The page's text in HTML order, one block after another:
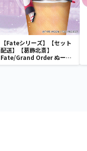
【Fateシリーズ】【セット
配送】【葛飾北斎】
Fate/Grand Order ぬーど
るストッパーフィギュア～